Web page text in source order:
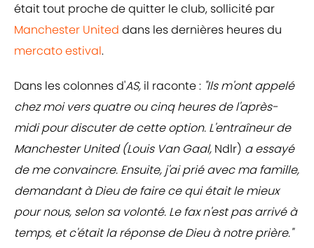
était tout proche de quitter le club, sollicité par
Manchester United dans les dernières heures du
mercato estival.
Dans les colonnes d'AS, il raconte : "Ils m'ont appelé
chez moi vers quatre ou cinq heures de l'après-
midi pour discuter de cette option. L'entraîneur de
Manchester United (Louis Van Gaal, Ndlr) a essayé
de me convaincre. Ensuite, j'ai prié avec ma famille,
demandant à Dieu de faire ce qui était le mieux
pour nous, selon sa volonté. Le fax n'est pas arrivé à
temps, et c'était la réponse de Dieu à notre prière."